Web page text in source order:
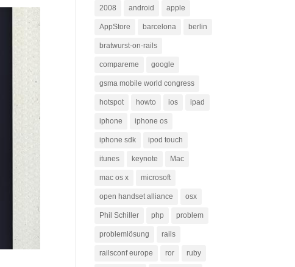
2008 android apple
AppStore barcelona berlin
bratwurst-on-rails
compareme google
gsma mobile world congress
hotspot howto ios ipad
iphone iphone os
iphone sdk ipod touch
itunes keynote Mac
mac os x microsoft
open handset alliance osx
Phil Schiller php problem
problemlösung rails
railsconf europe ror ruby